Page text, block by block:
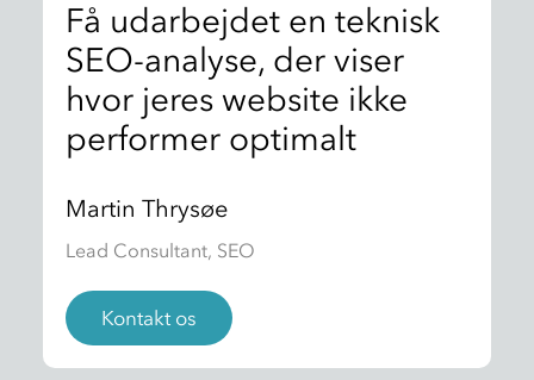
Få udarbejdet en teknisk
SEO-analyse, der viser
hvor jeres website ikke
performer optimalt
Martin Thrysøe
Lead Consultant, SEO
Kontakt os